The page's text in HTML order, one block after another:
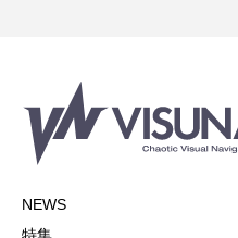
NEWS
特集